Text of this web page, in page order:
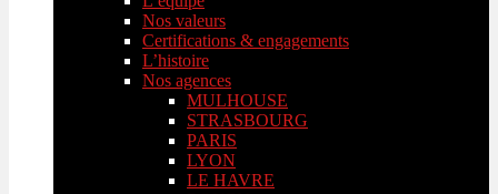
Nos valeurs
Certifications & engagements
L’histoire
Nos agences
MULHOUSE
STRASBOURG
PARIS
LYON
LE HAVRE